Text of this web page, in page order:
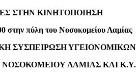
ΣΤΗΝ ΚΙΝΗΤΟΠΟΙΗΣΗ
στην πύλη του Νοσοκομείου Λαμίας
ΣΥΣΠΕΙΡΩΣΗ ΥΓΕΙΟΝΟΜΙΚΩΝ
ΝΟΣΟΚΟΜΕΙΟΥ ΛΑΜΙΑΣ ΚΑΙ Κ.Υ.